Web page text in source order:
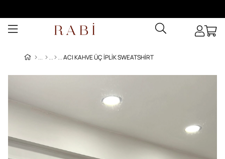
ACI KAHVE ÜÇ IPLIK SWEATSHIRT